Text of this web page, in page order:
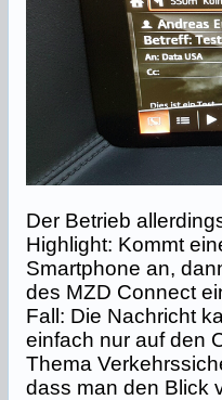
Der Betrieb
Highlight: Kommt
Smartphone an,
des MZD Connect
Fall: Die Nachricht
einfach nur auf den
Thema
dass man den Blick